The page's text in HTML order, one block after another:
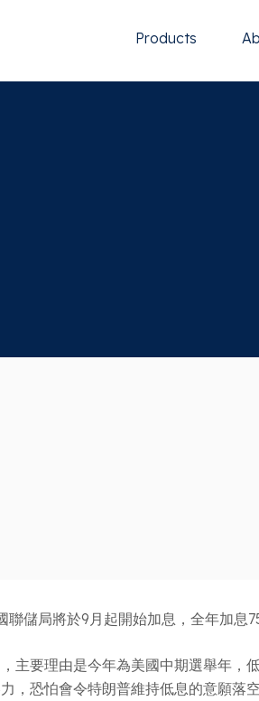
Products
儲局將於9月起開始加息，全年加息
主要理由是今年為美國中期選舉年
，恐怕會令特朗普維持低息的意願落空